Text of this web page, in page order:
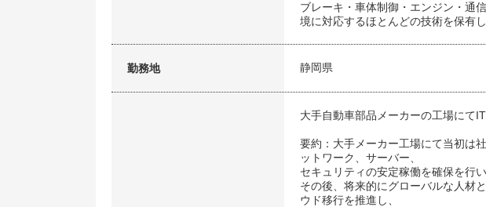
ブレーキ・車体制御・エンジン・通
境に対応するほとんどの技術を保有し
勤務地 静岡県
大手自動車部品メーカーの工場にて
要約：大手メーカー工場にて当初は
ットワーク、サーバー、
セキュリティの安定稼働を確保を行い
その後、将来的にグローバルな人材
ウド移行を推進し、